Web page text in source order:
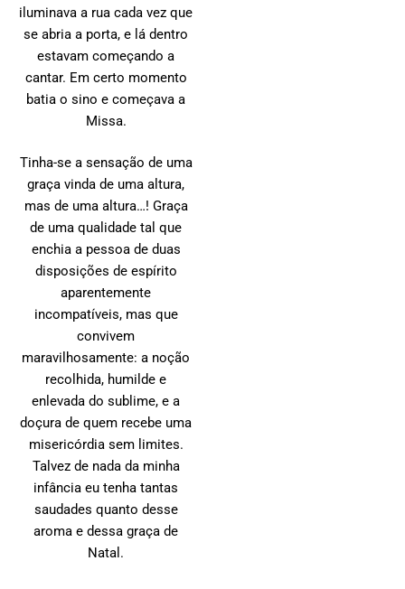
iluminava a rua cada vez que
se abria a porta, e lá dentro
estavam começando a
cantar. Em certo momento
batia o sino e começava a
Missa.
Tinha-se a sensação de uma
graça vinda de uma altura,
mas de uma altura…! Graça
de uma qualidade tal que
enchia a pessoa de duas
disposições de espírito
aparentemente
incompatíveis, mas que
convivem
maravilhosamente: a noção
recolhida, humilde e
enlevada do sublime, e a
doçura de quem recebe uma
misericórdia sem limites.
Talvez de nada da minha
infância eu tenha tantas
saudades quanto desse
aroma e dessa graça de
Natal.